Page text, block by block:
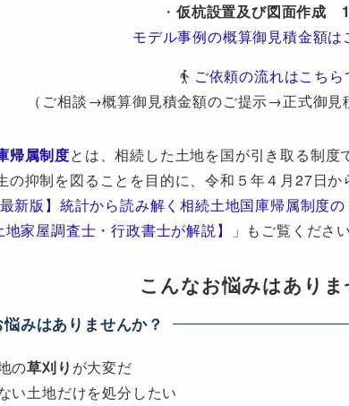
・ 仮杭設置及び図面作成
モデル事例の概算御見積金額は
ご依頼の流れはこちら
（ご相談→概算御見積金額のご提示→正式御見
帰属制度とは、相続した土地を国が引き取る制
の抑制を図ることを目的に、令和５年４月27日か
最新版】統計から読み解く相続土地国庫帰属制度
家屋調査士・行政書士が解説】
」もご覧ください
こんなお悩みはありま
みはありませんか？
の草刈り が大変だ
い土地だけを処分したい